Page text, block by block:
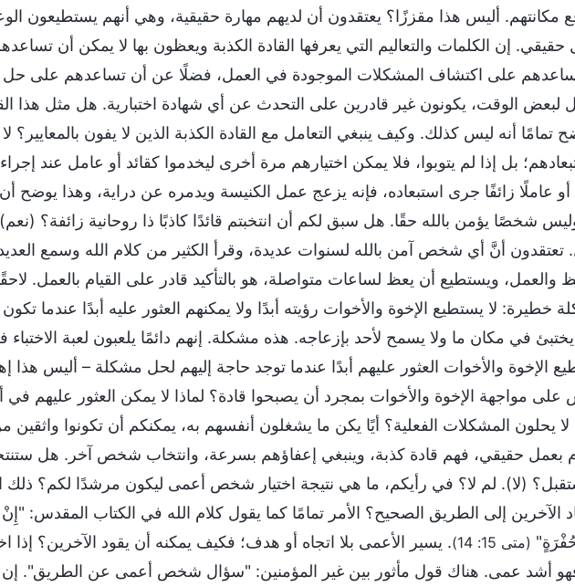
مكانتهم. أليس هذا مقززًا؟ يعتقدون أن لديهم مهارة حقيقية، وهي أنهم يستطيعون
حقيقي. إن الكلمات والتعاليم التي يعرفها القادة الكذبة ويعظون بها لا يمكن أن
على اكتشاف المشكلات الموجودة في العمل، فضلًا عن أن تساعدهم على حل
لبعض الوقت، يكونون غير قادرين على التحدث عن أي شهادة اختبارية. هل مثل هذا
تمامًا أنه ليس كذلك. وكيف ينبغي التعامل مع القادة الكذبة الذين لا يفون
بل إذا لم يتوبوا، فلا يمكن اختيارهم مرة أخرى ليخدموا كقائد أو عامل عند
أو عاملًا زائفًا جرى استبعاده، فإنه يزعج عمل الكنيسة ويدمره عن دراية، وهذا يوضح أن
شخصًا يؤمن بالله حقًا. هل سبق لكم أن انتخبتم قائدًا كاذبًا ذا روحانية زائفة؟
تعتقدون أنَّ أي شخص آمن بالله لسنوات عديدة، وقرأ الكثير من كلام الله وسمع
والعمل، ويستطيع أن يعظ لساعات متواصلة، هو بالتأكيد قادر على القيام بالعمل.
خطيرة: لا يستطيع الإخوة والأخوات رؤيته أبدًا ولا يمكنهم العثور عليه أبدًا عندما
في مكان ما ولا يسمح لأحد بإزعاجه. هذه مشكلة. إنهم دائمًا يلعبون لعبة
الإخوة والأخوات العثور عليهم أبدًا عندما توجد حاجة إليهم لحل مشكلة – أليس هذا
على مواجهة الإخوة والأخوات بمجرد أن يصبحوا قادة؟ لماذا لا يمكن العثور عليهم
لا يحلون المشكلات الفعلية؟ أيًا يكن ما يشغلون أنفسهم به، يمكنكم أن تكونوا
بعمل حقيقي، فهم قادة كذبة، وينبغي إعفاؤهم بسرعة، وانتخاب شخص آخر. هل
(لا). لم لا؟ في رأيكم، ما هي نتيجة اختيار شخص أعمى ليكون مرشدًا لكم؟
الآخرين إلى الطريق الصحيح؟ الأمر تمامًا كما يقول كلام الله في الكتاب المقدس:
(متى 15: 14)
. يسير الأعمى بلا اتجاه أو هدف؛ فكيف يمكنه أن يقود الآخرين؟
أشد عمى. هناك قول مأثور بين غير المؤمنين: "سؤال شخص أعمى عن الطريق". إن